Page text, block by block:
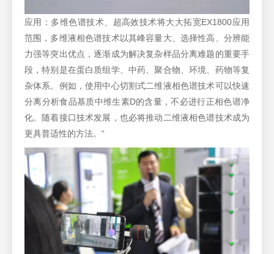
应用：多维色谱技术、超高效技术将大大拓宽EX1800应用
范围，多维液相色谱技术以其峰容量大、选择性高、分辨能
力强等突出优点，逐渐成为解决复杂样品分离难题的重要手
段，特别是在蛋白质组学、中药、聚合物、环境、药物等复
杂体系。例如，使用中心切割式二维液相色谱技术可以快速
分离分析食品基质中维生素D的含量，不必进行正相色谱净
化。随着接口技术发展，也必将推动二维液相色谱技术成为
更具普适性的方法。“